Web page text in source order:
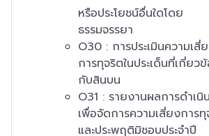
หรือประโยชน์อื่นใดโดย
ธรรมจรรยา
O30 : การประเมินความเสี่
การทุจริตในประเด็นที่เกี่ยว
กับสินบน
O31 : รายงานผลการดำเนิ
เพื่อจัดการความเสี่ยงการ
และประพฤติมิชอบประจำปี